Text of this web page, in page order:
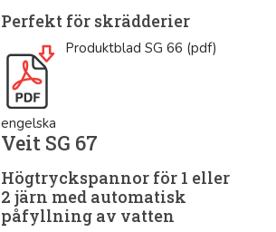
Perfekt för skrädderier
Produktblad SG 66 (pdf)
engelska
Veit SG 67
Högtryckspannor för 1 eller
2 järn med automatisk
påfyllning av vatten